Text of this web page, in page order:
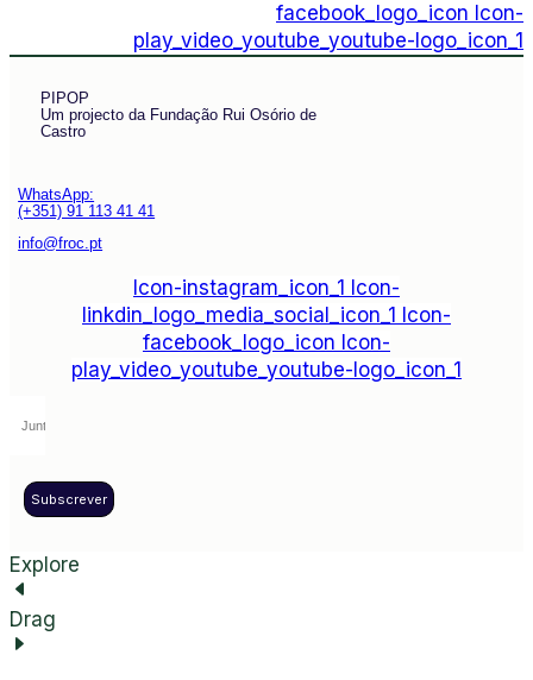
facebook_logo_icon Icon-
play_video_youtube_youtube-logo_icon_1
PIPOP
Um projecto da Fundação Rui Osório de
Castro
WhatsApp:
(+351) 91 113 41 41
info@froc.pt
Icon-instagram_icon_1
Icon-
linkdin_logo_media_social_icon_1
Icon-
facebook_logo_icon Icon-
play_video_youtube_youtube-logo_icon_1
Subscrever
Explore
Drag